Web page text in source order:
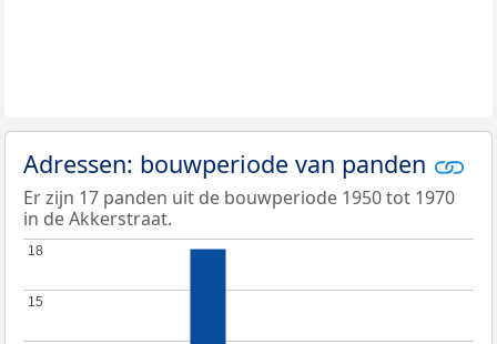
Adressen: bouwperiode van panden
Er zijn 17 panden uit de bouwperiode 1950 tot 1970
in de Akkerstraat.
15
15
18
18